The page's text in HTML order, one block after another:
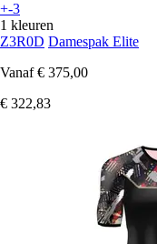
+-3
1 kleuren
Z3R0D Damespak Elite
Vanaf € 375,00
€ 322,83